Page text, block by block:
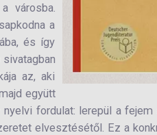
városba.
a
és így
az, aki
együtt
fordulat: lerepül a
elvesztésétől. Ez a